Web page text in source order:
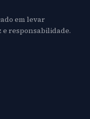
em levar
e responsabilidade.